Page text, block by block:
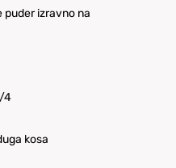
puder izravno na
4
kosa